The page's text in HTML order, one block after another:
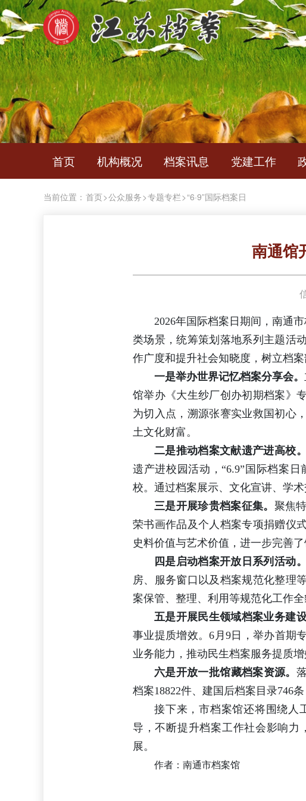
首页 机构概况 档案讯息 党建工作
当前位置： 首页>公众服务>专题专栏>“6·9”国际档案日
南通馆
2026年国际档案日期间，南通
类场景，统筹策划落地系列主题活
作广度和提升社会知晓度，树立档案
一是举办世界记忆档案分享会。
馆举办《大生纱厂创办初期档案》
为切入点，溯源张謇实业救国初心
土文化财富。
二是推动档案文献遗产进高校。
遗产进校园活动，“6.9”国际档案
校。通过档案展示、文化宣讲、学
三是开展珍贵档案征集。 聚焦
荣书画作品及个人档案专项捐赠仪
史料价值与艺术价值，进一步完善
四是启动档案开放日系列活动。
房、服务窗口以及档案规范化整理
案保管、整理、利用等规范化工作
五是开展民生领域档案业务建设
事业提质增效。6月9日，举办首期
业务能力，推动民生档案服务提质
六是开放一批馆藏档案资源。
档案18822件、建国后档案目录746
接下来，市档案馆还将围绕人
导，不断提升档案工作社会影响力
展。
作者：南通市档案馆